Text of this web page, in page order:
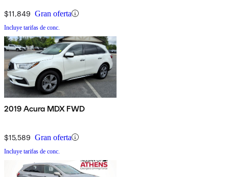
$11,849 Gran oferta
Incluye tarifas de conc.
2019 Acura MDX FWD
$15,589 Gran oferta
Incluye tarifas de conc.